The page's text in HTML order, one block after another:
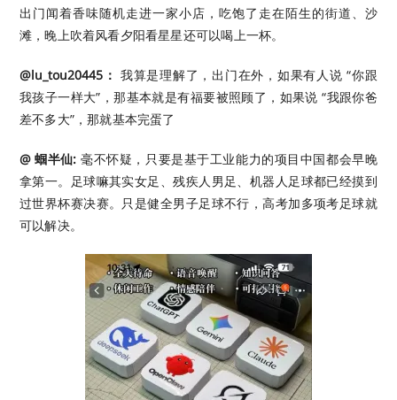
出门闻着香味随机走进一家小店，吃饱了走在陌生的街道、沙
滩，晚上吹着风看夕阳看星星还可以喝上一杯。
@lu_tou20445： 我算是理解了，出门在外，如果有人说 “你跟
我孩子一样大”，那基本就是有福要被照顾了，如果说 “我跟你爸
差不多大”，那就基本完蛋了
@ 蝈半仙: 毫不怀疑，只要是基于工业能力的项目中国都会早晚
拿第一。足球嘛其实女足、残疾人男足、机器人足球都已经摸到
过世界杯赛决赛。只是健全男子足球不行，高考加多项考足球就
可以解决。